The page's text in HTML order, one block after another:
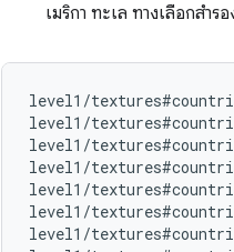
เมริกา ทะเล ทางเลือกสำ
level1/
level1/
level1/
level1/
level1/
level1/
level1/